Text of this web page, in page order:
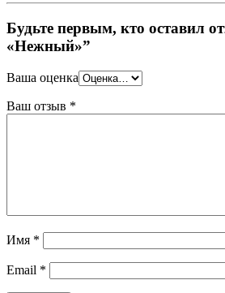
Будьте первым, кто оставил
«Нежный»”
Ваша оценка
Ваш отзыв *
Имя *
Email *